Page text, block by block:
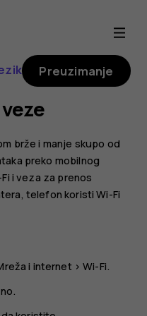
Preuzimanje
brže i manje skupo od
preko mobilnog
i veza za prenos
telefon koristi Wi-Fi
i internet >Wi-Fi.
.